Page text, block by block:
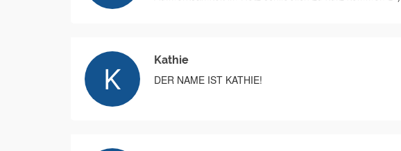
Kathie
DER NAME IST KATHIE!